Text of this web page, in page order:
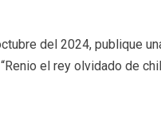
del 2024, publique
el rey olvidado de